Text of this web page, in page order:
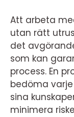
Att arbeta
utan rätt
det
som kan
process. En
bedöma
sina
minimera